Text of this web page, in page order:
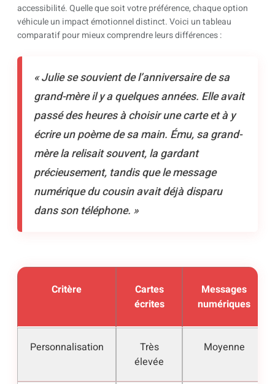
accessibilité. Quelle que soit votre préférence, chaque option
véhicule un impact émotionnel distinct. Voici un tableau
comparatif pour mieux comprendre leurs différences :
« Julie se souvient de l’anniversaire de sa
grand-mère il y a quelques années. Elle avait
passé des heures à choisir une carte et à y
écrire un poème de sa main. Ému, sa grand-
mère la relisait souvent, la gardant
précieusement, tandis que le message
numérique du cousin avait déjà disparu
dans son téléphone. »
Critère
Cartes
écrites
Messages
numériques
Personnalisation
Très
élevée
Moyenne